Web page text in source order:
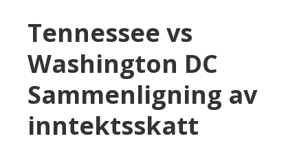
Tennessee vs
Washington DC
Sammenligning av
inntektsskatt